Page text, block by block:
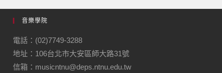
音樂學院
電話：(02)7749-3288
地址：106台北市大安區師大路31號
信箱：musicntnu@deps.ntnu.edu.tw